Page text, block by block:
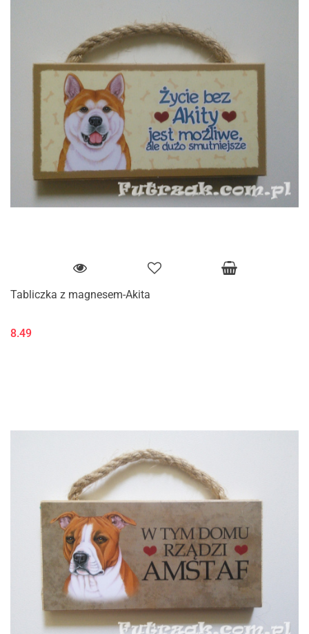
Tabliczka z magnesem-Akita
8.49